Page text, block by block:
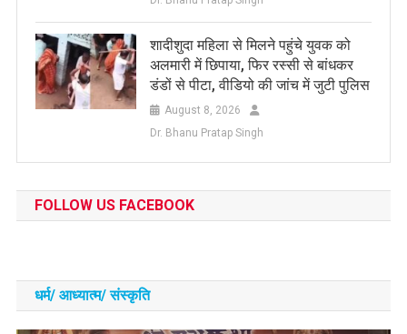
शादीशुदा महिला से मिलने पहुंचे युवक को
अलमारी में छिपाया, फिर रस्सी से बांधकर
डंडों से पीटा, वीडियो की जांच में जुटी पुलिस
August 8, 2026
Dr. Bhanu Pratap Singh
FOLLOW US FACEBOOK
धर्म/ आध्‍यात्‍म/ संस्‍कृति